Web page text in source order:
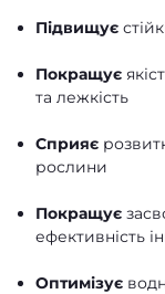
Підвищує
Покращує
та лежкість
Сприяє
рослини
Покращує
ефективність
Оптимізує